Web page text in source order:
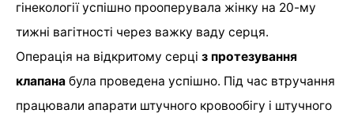
гінекології успішно прооперувала жінку на 20-му
тижні вагітності через важку ваду серця.
Операція на відкритому серці з протезування
клапана була проведена успішно. Під час втручання
працювали апарати штучного кровообігу і штучного